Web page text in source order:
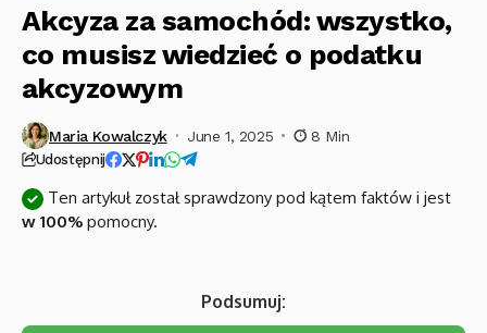
akcyzowym
Akcyza za samochód: wszystko,
co musisz wiedzieć o podatku
akcyzowym
Maria Kowalczyk June 1, 2025 8 Min
Udostępnij
Ten artykuł został sprawdzony pod kątem faktów i jest
w 100% pomocny.
Podsumuj: